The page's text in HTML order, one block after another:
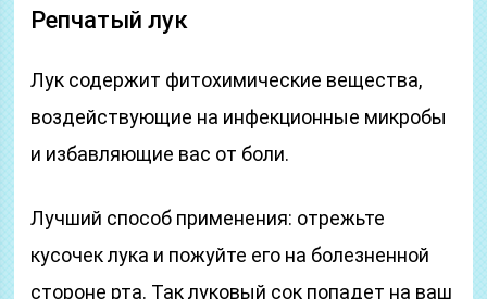
Репчатый лук
Лук содержит фитохимические вещества,
воздействующие на инфекционные микробы
и избавляющие вас от боли.
Лучший способ применения: отрежьте
кусочек лука и пожуйте его на болезненной
стороне рта. Так луковый сок попадет на ваш